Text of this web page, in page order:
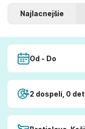
Najlacnejšie
Od - Do
2 dospelí, 0